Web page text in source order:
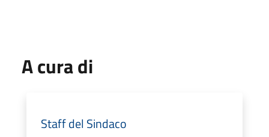
A cura di
Staff del Sindaco